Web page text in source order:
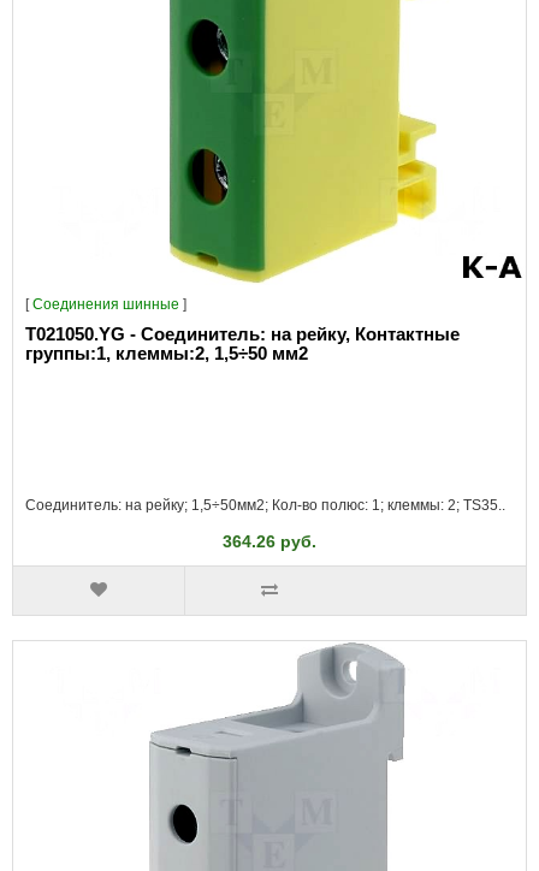
[Соединения шинные ]
T021050.YG - Соединитель: на рейку, Контактные
группы:1, клеммы:2, 1,5÷50 мм2
Соединитель: на рейку; 1,5÷50мм2; Кол-во полюс: 1; клеммы: 2; TS35..
364.26 руб.